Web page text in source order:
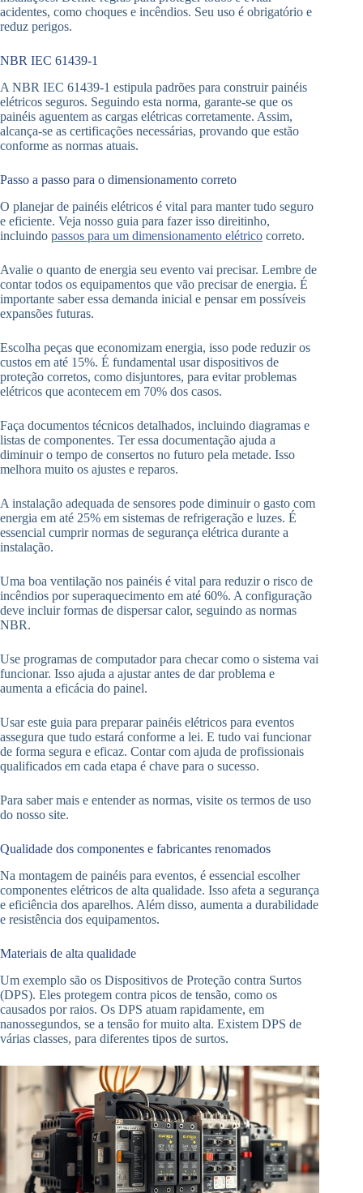
acidentes, como choques e incêndios. Seu uso é obrigatório e
reduz perigos.
NBR IEC 61439-1
A NBR IEC 61439-1 estipula padrões para construir painéis
elétricos seguros. Seguindo esta norma, garante-se que os
painéis aguentem as cargas elétricas corretamente. Assim,
alcança-se as certificações necessárias, provando que estão
conforme as normas atuais.
Passo a passo para o dimensionamento correto
O planejar de painéis elétricos é vital para manter tudo seguro
e eficiente. Veja nosso guia para fazer isso direitinho,
incluindo passos para um dimensionamento elétrico correto.
Avalie o quanto de energia seu evento vai precisar. Lembre de
contar todos os equipamentos que vão precisar de energia. É
importante saber essa demanda inicial e pensar em possíveis
expansões futuras.
Escolha peças que economizam energia, isso pode reduzir os
custos em até 15%. É fundamental usar dispositivos de
proteção corretos, como disjuntores, para evitar problemas
elétricos que acontecem em 70% dos casos.
Faça documentos técnicos detalhados, incluindo diagramas e
listas de componentes. Ter essa documentação ajuda a
diminuir o tempo de consertos no futuro pela metade. Isso
melhora muito os ajustes e reparos.
A instalação adequada de sensores pode diminuir o gasto com
energia em até 25% em sistemas de refrigeração e luzes. É
essencial cumprir normas de segurança elétrica durante a
instalação.
Uma boa ventilação nos painéis é vital para reduzir o risco de
incêndios por superaquecimento em até 60%. A configuração
deve incluir formas de dispersar calor, seguindo as normas
NBR.
Use programas de computador para checar como o sistema vai
funcionar. Isso ajuda a ajustar antes de dar problema e
aumenta a eficácia do painel.
Usar este guia para preparar painéis elétricos para eventos
assegura que tudo estará conforme a lei. E tudo vai funcionar
de forma segura e eficaz. Contar com ajuda de profissionais
qualificados em cada etapa é chave para o sucesso.
Para saber mais e entender as normas, visite os termos de uso
do nosso site.
Qualidade dos componentes e fabricantes renomados
Na montagem de painéis para eventos, é essencial escolher
componentes elétricos de alta qualidade. Isso afeta a segurança
e eficiência dos aparelhos. Além disso, aumenta a durabilidade
e resistência dos equipamentos.
Materiais de alta qualidade
Um exemplo são os Dispositivos de Proteção contra Surtos
(DPS). Eles protegem contra picos de tensão, como os
causados por raios. Os DPS atuam rapidamente, em
nanossegundos, se a tensão for muito alta. Existem DPS de
várias classes, para diferentes tipos de surtos.